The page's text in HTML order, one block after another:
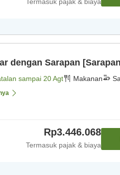
dengan Sarapan
sampai 20 Agt Makanan
Rp3.446.068
Termasuk pajak & biaya